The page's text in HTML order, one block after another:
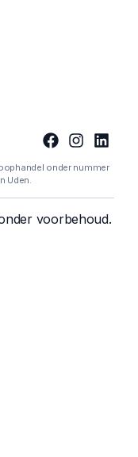
onder nummer
Uden.
voorbehoud.